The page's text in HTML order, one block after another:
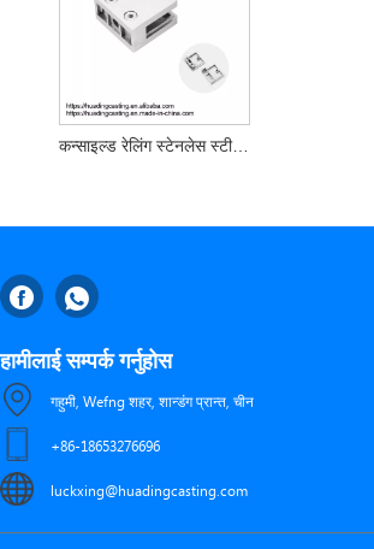
कन्साइल्ड रेलिंग स्टेनलेस स्टीलल भित्ता माउन्ट क्ल्याम्प क्ल्याम्प
हामीलाई सम्पर्क गर्नुहोस
गहुमी, Wefng शहर, शान्डंग प्रान्त, चीन
+86-18653276696
luckxing@huadingcasting.com